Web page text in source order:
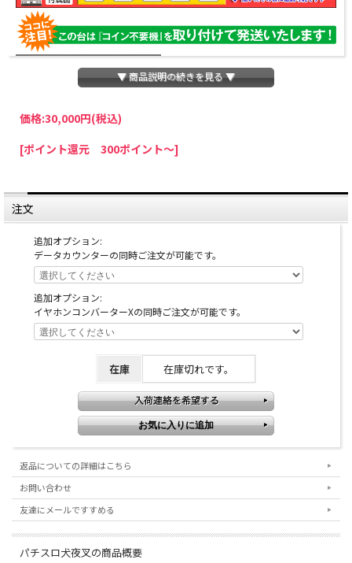
パチスロわっしょいでは、全ての台に「コイン不要機」を無料で取り付けて発送さ
せていただいております。コイン不要機をご利用になられますと、コインが必要な
ていただきましたら、ご注文価格より2000円引きいたします。
※在庫切れの台でも入荷している場合がありますので、電話かメールにてお問い合
わせ下さい。
▼ 商品説明の続きを見る ▼
価格:30,000円(税込)
[ポイント還元 300ポイント～]
注文
追加オプション:
データカウンターの同時ご注文が可能です。
追加オプション:
イヤホンコンバーターXの同時ご注文が可能です。
在庫 在庫切れです。
返品についての詳細はこちら
お問い合わせ
友達にメールですすめる
パチスロ犬夜叉の商品概要